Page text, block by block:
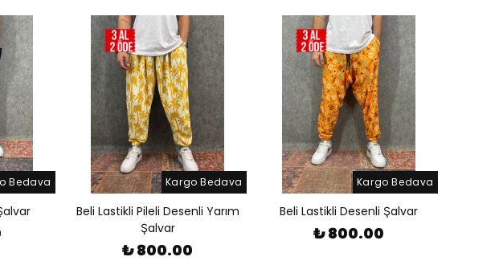
Bedava Kargo Bedava
Beli Lastikli Pileli Desenli Yarım
Şalvar
₺ 800.00
Kargo Bedava
Beli Lastikli Desenli Şalvar
₺ 800.00